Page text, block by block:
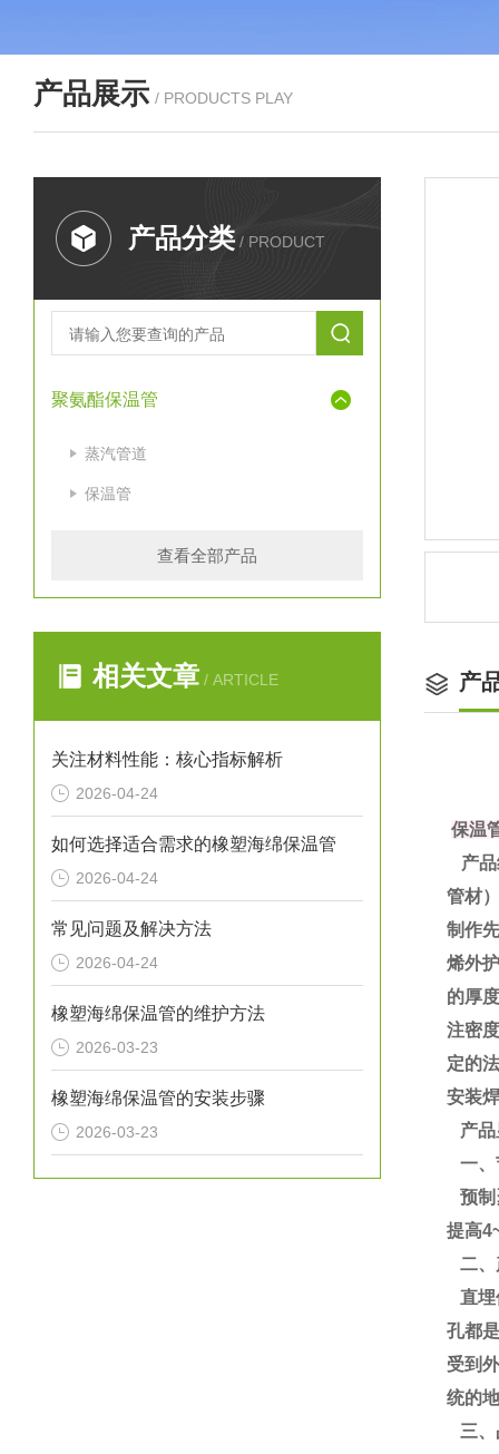
产品展示 / PRODUCTS PLAY
产品分类 / PRODUCT
聚氨酯保温管
蒸汽管道
保温管
查看全部产品
相关文章 / ARTICLE
关注材料性能：核心指标解析
2026-04-24
如何选择适合需求的橡塑海绵保温管
2026-04-24
常见问题及解决方法
2026-04-24
橡塑海绵保温管的维护方法
2026-03-23
橡塑海绵保温管的安装步骤
2026-03-23
产
保温
产品
管材
制作
烯外
的厚
注密
定的
安装
产品
一、
预制
提高
二、
直埋
孔都
受到
统的
三、